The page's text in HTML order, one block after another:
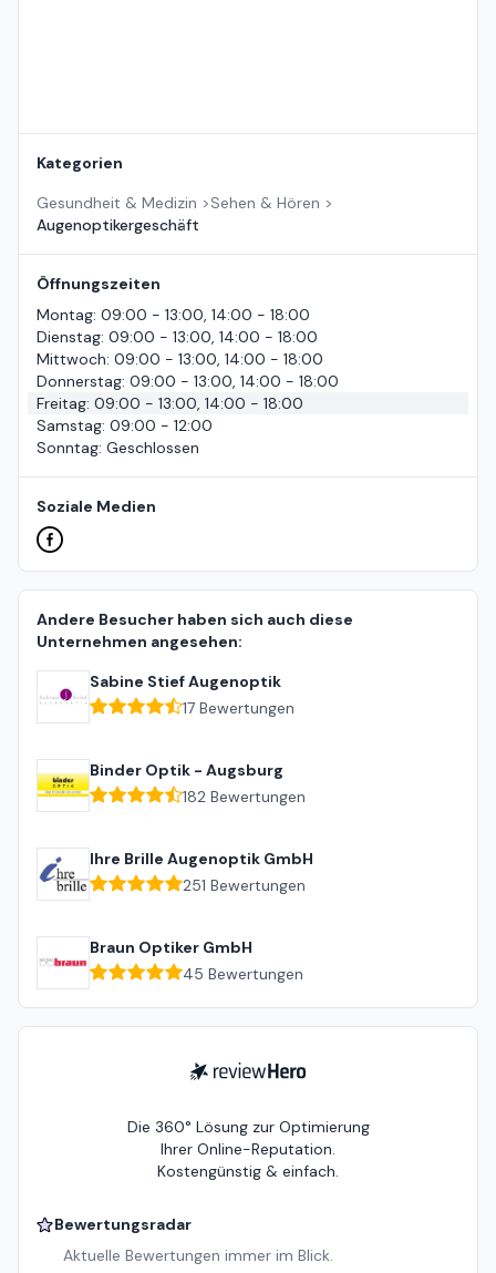
Kategorien
Gesundheit & Medizin >Sehen & Hören >
Augenoptikergeschäft
Öffnungszeiten
Montag: 09:00 - 13:00, 14:00 - 18:00
Dienstag: 09:00 - 13:00, 14:00 - 18:00
Mittwoch: 09:00 - 13:00, 14:00 - 18:00
Donnerstag: 09:00 - 13:00, 14:00 - 18:00
Freitag: 09:00 - 13:00, 14:00 - 18:00
Samstag: 09:00 - 12:00
Sonntag: Geschlossen
Soziale Medien
Andere Besucher haben sich auch diese
Unternehmen angesehen:
Sabine Stief Augenoptik
17 Bewertungen
Binder Optik - Augsburg
182 Bewertungen
Ihre Brille Augenoptik GmbH
251 Bewertungen
Braun Optiker GmbH
45 Bewertungen
ReviewHero
Die 360° Lösung zur Optimierung
Ihrer Online-Reputation.
Kostengünstig & einfach.
Bewertungsradar
Aktuelle Bewertungen immer im Blick.